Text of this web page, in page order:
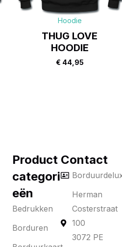
Hoodie
THUG LOVE
HOODIE
€ 44,95
Product
categori
eën
Bedrukken
Borduren
Contact
Herman
Costerstraat
100
3072 PE